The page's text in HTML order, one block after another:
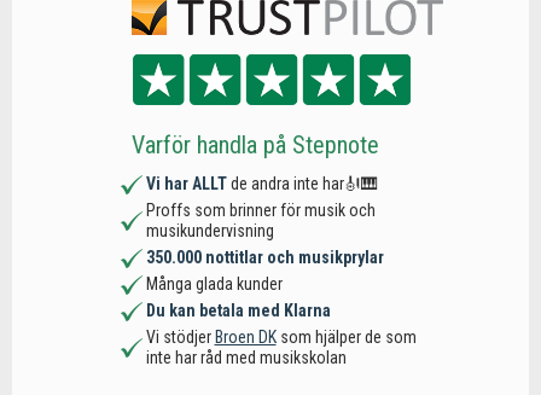
Varför handla på Stepnote
Vi har ALLTde andra inte har🎻🎹
Proffs som brinner för musik och
musikundervisning
350.000 nottitlar och musikprylar
Många glada kunder
Du kan betala med Klarna
Vi stödjer Broen DKsom hjälper de som
inte har råd med musikskolan